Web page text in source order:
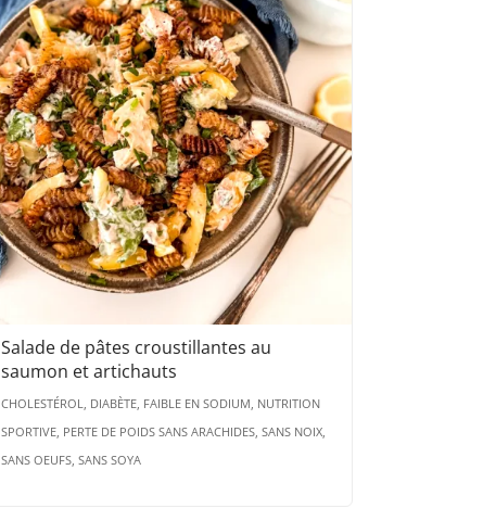
Salade de pâtes croustillantes au
saumon et artichauts
CHOLESTÉROL, DIABÈTE, FAIBLE EN SODIUM, NUTRITION
SPORTIVE, PERTE DE POIDS SANS ARACHIDES, SANS NOIX,
SANS OEUFS, SANS SOYA